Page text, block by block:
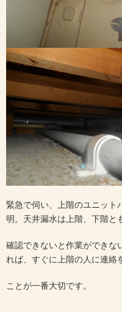
緊急で伺い、上階のユニット
明。天井漏水は上階、下階と
確認できないと作業ができな
れば、すぐに上階の人に連絡
ことが一番大切です。